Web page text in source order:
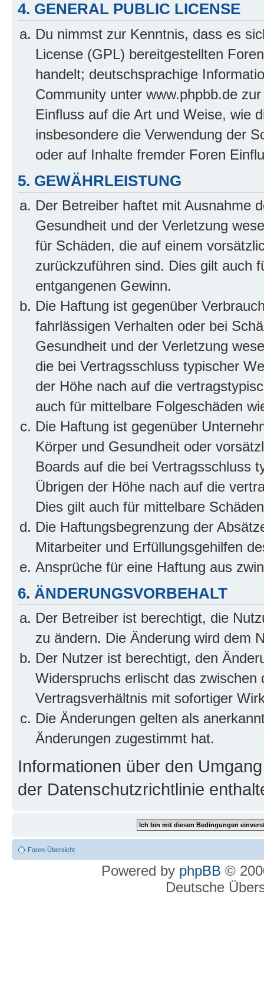
4. GENERAL PUBLIC LICENSE
Du nimmst zur Kenntnis, dass es
License (GPL) bereitgestellten
handelt; deutschsprachige
Community unter www.phpbb.de
Einfluss auf die Art und Weise, wie
insbesondere die Verwendung der
oder auf Inhalte fremder Foren
5. GEWÄHRLEISTUNG
Der Betreiber haftet mit Ausnahme
Gesundheit und der Verletzung
für Schäden, die auf einem
zurückzuführen sind. Dies gilt auch
entgangenen Gewinn.
Die Haftung ist gegenüber
fahrlässigen Verhalten oder bei
Gesundheit und der Verletzung
die bei Vertragsschluss typischer
der Höhe nach auf die
auch für mittelbare Folgeschäden
Die Haftung ist gegenüber
Körper und Gesundheit oder
Boards auf die bei Vertragsschluss
Übrigen der Höhe nach auf die
Dies gilt auch für mittelbare
Die Haftungsbegrenzung der
Mitarbeiter und Erfüllungsgehilfen
Ansprüche für eine Haftung aus
6. ÄNDERUNGSVORBEHALT
Der Betreiber ist berechtigt, die
zu ändern. Die Änderung wird dem
Der Nutzer ist berechtigt, den
Widerspruchs erlischt das
Vertragsverhältnis mit sofortiger
Die Änderungen gelten als
Änderungen zugestimmt hat.
Informationen über den
der Datenschutzrichtlinie
Foren-Übersicht
Powered by phpBB ©
Deutsche